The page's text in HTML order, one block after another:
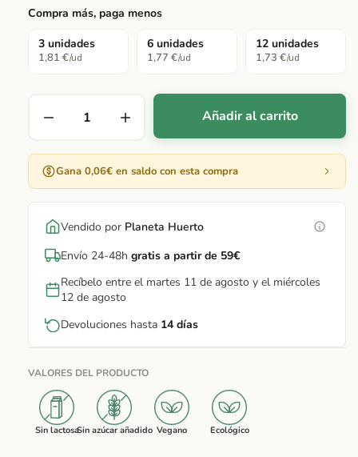
Compra más, paga menos
3 unidades
1,81 €/ud
6 unidades
1,77 €/ud
12 unidades
1,73 €/ud
Añadir al carrito
Gana 0,06€ en saldo con esta compra
Vendido por Planeta Huerto
Envío 24-48h gratis a partir de 59€
Recíbelo entre el martes 11 de agosto y el miércoles
12 de agosto
Devoluciones hasta 14 días
VALORES DEL PRODUCTO
Sin lactosaSin azúcar añadido Vegano Ecológico